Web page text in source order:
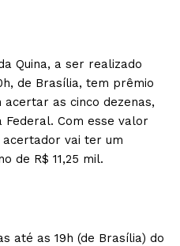
Quina, a ser realizado
de Brasília, tem prêmio
acertar as cinco dezenas,
Federal. Com esse valor
acertador vai ter um
de R$ 11,25 mil.
até as 19h (de Brasília) do